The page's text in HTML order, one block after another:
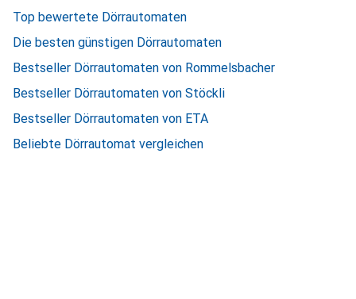
Top bewertete Dörrautomaten
Die besten günstigen Dörrautomaten
Bestseller Dörrautomaten von Rommelsbacher
Bestseller Dörrautomaten von Stöckli
Bestseller Dörrautomaten von ETA
Beliebte Dörrautomat vergleichen